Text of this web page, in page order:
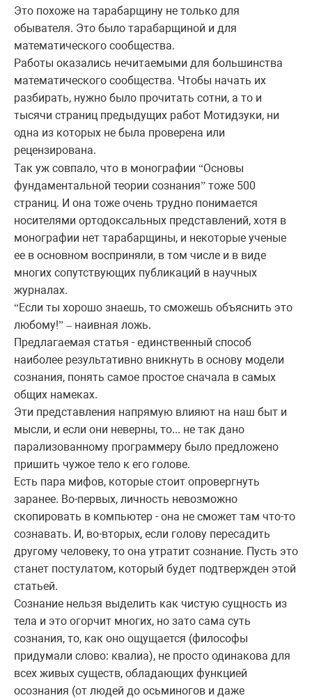
Это похоже на тарабарщину не только для
обывателя. Это было тарабарщиной и для
математического сообщества.
Работы оказались нечитаемыми для большинства
математического сообщества. Чтобы начать их
разбирать, нужно было прочитать сотни, а то и
тысячи страниц предыдущих работ Мотидзуки, ни
одна из которых не была проверена или
рецензирована.
Так уж совпало, что в монографии “Основы
фундаментальной теории сознания” тоже 500
страниц. И она тоже очень трудно понимается
носителями ортодоксальных представлений, хотя в
монографии нет тарабарщины, и некоторые ученые
ее в основном восприняли, в том числе и в виде
многих сопутствующих публикаций в научных
журналах.
“Если ты хорошо знаешь, то сможешь объяснить это
любому!” – наивная ложь.
Предлагаемая статья - единственный способ
наиболее результативно вникнуть в основу модели
сознания, понять самое простое сначала в самых
общих намеках.
Эти представления напрямую влияют на наш быт и
мысли, и если они неверны, то... не так дано
парализованному программеру было предложено
пришить чужое тело к его голове.
Есть пара мифов, которые стоит опровергнуть
заранее. Во-первых, личность невозможно
скопировать в компьютер - она не сможет там что-то
сознавать. И, во-вторых, если голову пересадить
другому человеку, то она утратит сознание. Пусть это
станет постулатом, который будет подтвержден этой
статьей.
Сознание нельзя выделить как чистую сущность из
тела и это огорчит многих, но зато сама суть
сознания, то, как оно ощущается (философы
придумали слово: квалиа), не просто одинакова для
всех живых существ, обладающих функцией
осознания (от людей до осьминогов и даже